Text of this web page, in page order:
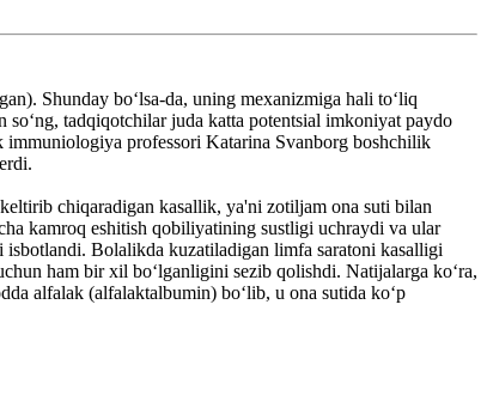
Shunday bo‘lsa-da, uning mexanizmiga hali to‘liq
so‘ng, tadqiqotchilar juda katta potentsial imkoniyat paydo
professori Katarina Svanborg boshchilik
chiqaradigan kasallik, ya'ni zotiljam ona suti bilan
kamroq eshitish qobiliyatining sustligi uchraydi va ular
isbotlandi. Bolalikda kuzatiladigan limfa saratoni kasalligi
ham bir xil bo‘lganligini sezib qolishdi. Natijalarga ko‘ra,
alfalak (alfalaktalbumin) bo‘lib, u ona sutida ko‘p